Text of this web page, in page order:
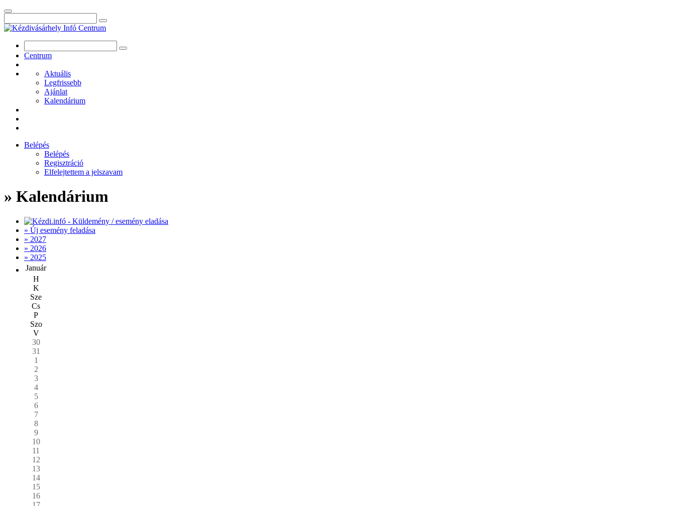
Centrum
Aktuális
Legfrissebb
Ajánlat
Kalendárium
Belépés
Belépés
Regisztráció
Elfelejtettem a jelszavam
» Kalendárium
» Új esemény feladása
» 2027
» 2026
» 2025
Január
H
K
Sze
Cs
P
Szo
V
30
31
1
2
3
4
5
6
7
8
9
10
11
12
13
14
15
16